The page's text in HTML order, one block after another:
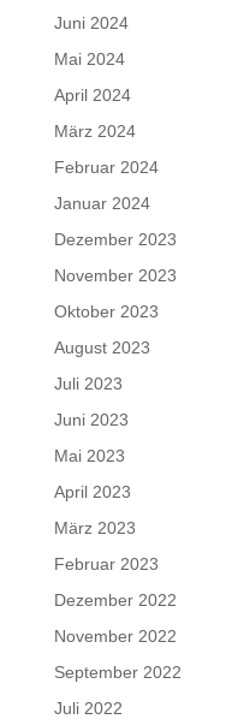
Juni 2024
Mai 2024
April 2024
März 2024
Februar 2024
Januar 2024
Dezember 2023
November 2023
Oktober 2023
August 2023
Juli 2023
Juni 2023
Mai 2023
April 2023
März 2023
Februar 2023
Dezember 2022
November 2022
September 2022
Juli 2022